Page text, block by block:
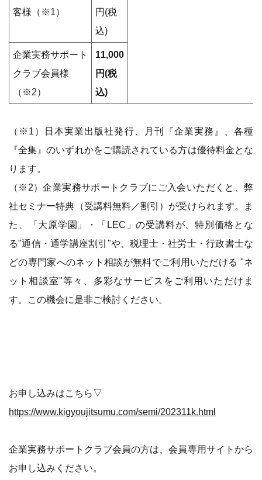
客様（※1）
円(税
込)
企業実務サポート
クラブ会員様
（※2）
11,000
円(税
込)
（※1）日本実業出版社発行、月刊『企業実務』、各種
『全集』のいずれかをご購読されている方は優待料金とな
ります。
（※2）企業実務サポートクラブにご入会いただくと、弊
社セミナー特典（受講料無料／割引）が受けられます。ま
た、「大原学園」・「LEC」の受講料が、特別価格とな
る"通信・通学講座割引"や、税理士・社労士・行政書士な
どの専門家へのネット相談が無料でご利用いただける "ネ
ット相談室"等々、多彩なサービスをご利用いただけま
す。この機会に是非ご検討ください。
お申し込みはこちら▽
https://www.kigyoujitsumu.com/semi/202311k.html
企業実務サポートクラブ会員の方は、会員専用サイトから
お申し込みください。